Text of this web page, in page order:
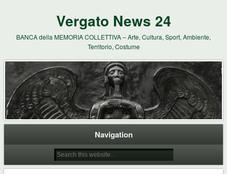
Vergato News 24
BANCA della MEMORIA COLLETTIVA – Arte, Cultura, Sport, Ambiente,
Territorio, Costume
Navigation